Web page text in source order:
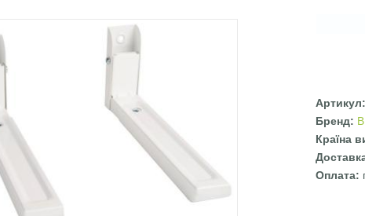
Бренд:
Країна
Оплата: